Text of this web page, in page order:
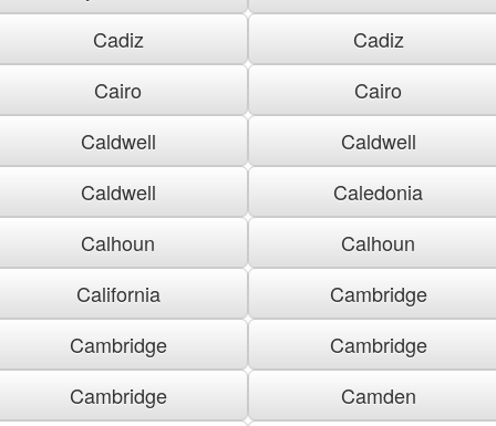
Cadiz
Cadiz
Cairo
Cairo
Caldwell
Caldwell
Caldwell
Caledonia
Calhoun
Calhoun
California
Cambridge
Cambridge
Cambridge
Cambridge
Camden